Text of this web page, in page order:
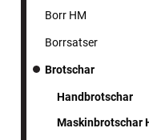
Borr HM
Borrsatser
Brotschar
Handbrotschar
Maskinbrotschar